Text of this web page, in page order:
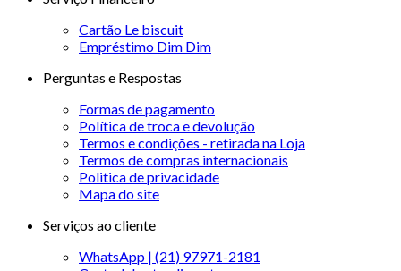
Cartão Le biscuit
Empréstimo Dim Dim
Perguntas e Respostas
Formas de pagamento
Política de troca e devolução
Termos e condições - retirada na Loja
Termos de compras internacionais
Politica de privacidade
Mapa do site
Serviços ao cliente
WhatsApp | (21) 97971-2181